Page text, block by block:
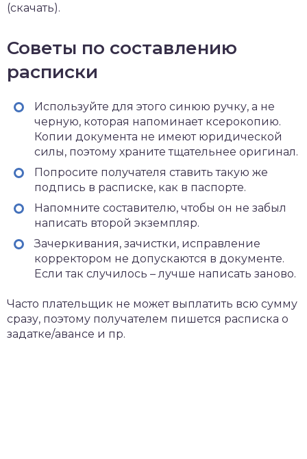
(скачать).
Советы по составлению
расписки
Используйте для этого синюю ручку, а не
черную, которая напоминает ксерокопию.
Копии документа не имеют юридической
силы, поэтому храните тщательнее оригинал.
Попросите получателя ставить такую же
подпись в расписке, как в паспорте.
Напомните составителю, чтобы он не забыл
написать второй экземпляр.
Зачеркивания, зачистки, исправление
корректором не допускаются в документе.
Если так случилось – лучше написать заново.
Часто плательщик не может выплатить всю сумму
сразу, поэтому получателем пишется расписка о
задатке/авансе и пр.